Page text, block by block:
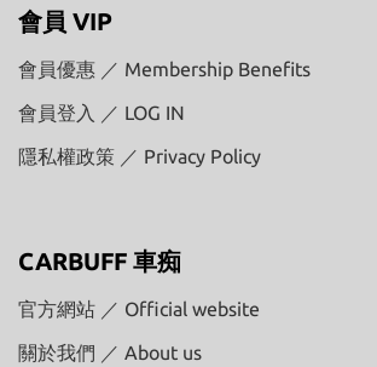
會員 VIP
會員優惠 ／ Membership Benefits
會員登入 ／ LOG IN
隱私權政策 ／ Privacy Policy
CARBUFF 車痴
官方網站 ／ Official website
關於我們 ／ About us